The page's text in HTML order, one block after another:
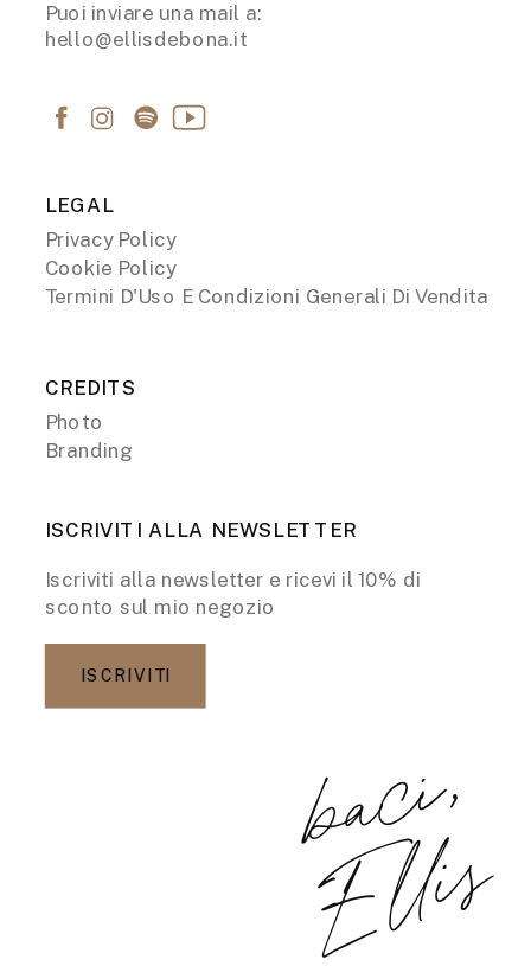
Privacy Policy
Puoi inviare una mail a:
hello@ellisdebona.it
ISCRIVITI ALLA NEWSLETTER
Iscriviti alla newsletter e ricevi il 10% di
sconto sul mio negozio
ISCRIVITI
b
a
c
i
,
E
l
l
i
s
LEGAL
CREDITS
Photo
Branding
Cookie Policy
Termini D'Uso E Condizioni Generali Di Vendita